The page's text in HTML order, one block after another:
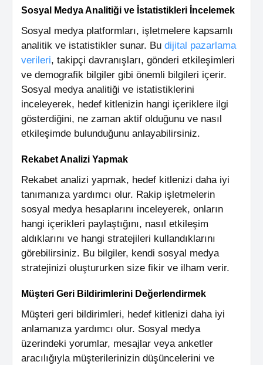
Sosyal Medya Analitiği ve İstatistikleri İncelemek
Sosyal medya platformları, işletmelere kapsamlı
analitik ve istatistikler sunar. Bu dijital pazarlama
verileri, takipçi davranışları, gönderi etkileşimleri
ve demografik bilgiler gibi önemli bilgileri içerir.
Sosyal medya analitiği ve istatistiklerini
inceleyerek, hedef kitlenizin hangi içeriklere ilgi
gösterdiğini, ne zaman aktif olduğunu ve nasıl
etkileşimde bulunduğunu anlayabilirsiniz.
Rekabet Analizi Yapmak
Rekabet analizi yapmak, hedef kitlenizi daha iyi
tanımanıza yardımcı olur. Rakip işletmelerin
sosyal medya hesaplarını inceleyerek, onların
hangi içerikleri paylaştığını, nasıl etkileşim
aldıklarını ve hangi stratejileri kullandıklarını
görebilirsiniz. Bu bilgiler, kendi sosyal medya
stratejinizi oluştururken size fikir ve ilham verir.
Müşteri Geri Bildirimlerini Değerlendirmek
Müşteri geri bildirimleri, hedef kitlenizi daha iyi
anlamanıza yardımcı olur. Sosyal medya
üzerindeki yorumlar, mesajlar veya anketler
aracılığıyla müşterilerinizin düşüncelerini ve